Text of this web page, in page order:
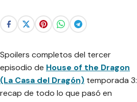
Spoilers completos del tercer
episodio de House of the Dragon
(La Casa del Dragón) temporada 3:
recap de todo lo que pasó en